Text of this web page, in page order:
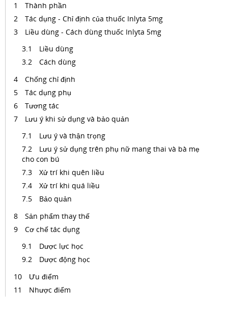
Thành phần
Tác dụng - Chỉ định của thuốc Inlyta 5mg
Liều dùng - Cách dùng thuốc Inlyta 5mg
Liều dùng
Cách dùng
Chống chỉ định
Tác dụng phụ
Tương tác
Lưu ý khi sử dụng và bảo quản
Lưu ý và thận trọng
Lưu ý sử dụng trên phụ nữ mang thai và bà mẹ
cho con bú
Xử trí khi quên liều
Xử trí khi quá liều
Bảo quản
Sản phẩm thay thế
Cơ chế tác dụng
Dược lực học
Dược động học
Ưu điểm
Nhược điểm